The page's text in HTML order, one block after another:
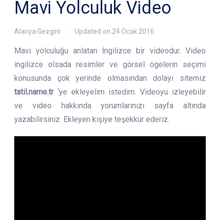
Mavi Yolculuk Video
Alanya Gezgini Updated on 24 Ocak 2016
Mavi yolculuğu anlatan İngilizce bir videodur. Video
ingilizce olsada resimler ve görsel ögelerin seçimi
konusunda çok yerinde olmasından dolayı sitemiz
tatil.name.tr‘ye ekleyelim istedim. Videoyu izleyebilir
ve video hakkında yorumlarınızı sayfa altında
yazabilirsiniz. Ekleyen kişiye teşekkür ederiz.